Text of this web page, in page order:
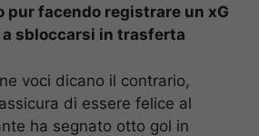
pur facendo registrare un xG
sbloccarsi in trasferta
voci dicano il contrario,
assicura di essere felice al
ha segnato otto gol in